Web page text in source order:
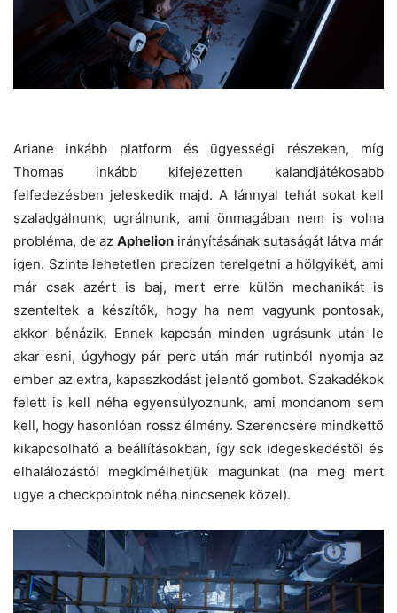
Ariane inkább platform és ügyességi részeken, míg
Thomas inkább kifejezetten kalandjátékosabb
felfedezésben jeleskedik majd. A lánnyal tehát sokat kell
szaladgálnunk, ugrálnunk, ami önmagában nem is volna
probléma, de az Aphelion irányításának sutaságát látva már
igen. Szinte lehetetlen precízen terelgetni a hölgyikét, ami
már csak azért is baj, mert erre külön mechanikát is
szenteltek a készítők, hogy ha nem vagyunk pontosak,
akkor bénázik. Ennek kapcsán minden ugrásunk után le
akar esni, úgyhogy pár perc után már rutinból nyomja az
ember az extra, kapaszkodást jelentő gombot. Szakadékok
felett is kell néha egyensúlyoznunk, ami mondanom sem
kell, hogy hasonlóan rossz élmény. Szerencsére mindkettő
kikapcsolható a beállításokban, így sok idegeskedéstől és
elhalálozástól megkímélhetjük magunkat (na meg mert
ugye a checkpointok néha nincsenek közel).